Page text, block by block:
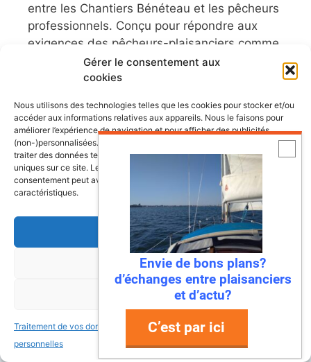
Gérer le consentement aux
cookies
Nous utilisons des technologies telles que les cookies pour stocker et/ou
accéder aux informations relatives aux appareils. Nous le faisons pour
améliorer l’expérience de navigation et pour afficher des publicités
(non-)personnalisées. Consentir à ces technologies nous autorisera à
traiter des données telles que le comportement de navigation ou les ID
uniques sur ce site. Le fait de ne pas consentir ou de retirer son
consentement peut avoir un effet négatif sur certaines fonctonnalités et
caractéristiques.
Accepter
Refuser
Voir les préférences
Traitement de vos données
personnelles
Traitement de vos données
personnelles
entre les Chantiers Bénéteau et les pêcheurs
professionnels. Conçu pour répondre aux
exigences des pêcheurs-plaisanciers comme
des professionnels, ce modèle incarne
l’alliance parfaite entre tradition et innovation.
Lire la suite
Conseils et astuces pour la navigation et
l'entretien de votre bateau,
Les plus belles croisières, simples et
accessibles depuis nos côtes.
Les meilleurs voiliers d'hier et aujourd'hui.
Annonces bateaux gratuites
Un site qui vulgarise la voile, à destination
Envie de bons plans?
d’échanges entre plaisanciers
et d’actu?
C’est par ici